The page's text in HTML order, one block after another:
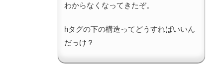
わからなくなってきたぞ。
hタグの下の構造ってどうすればいいん
だっけ？